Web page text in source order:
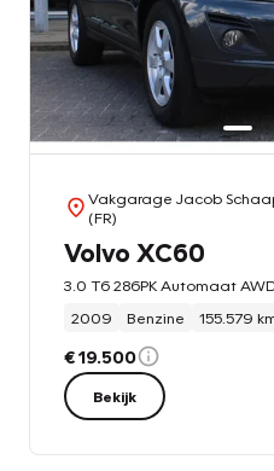
Vakgarage Jacob
(FR)
Volvo XC60
3.0 T6 286PK Automaat
2009
Benzine 155.579
€ 19.500
Bekijk